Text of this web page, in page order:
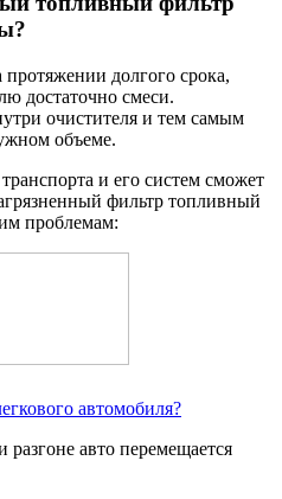
долгого срока,
достаточно смеси.
очистителя и тем самым
объеме.
и его систем сможет
фильтр топливный
проблемам:
автомобиля?
авто перемещается